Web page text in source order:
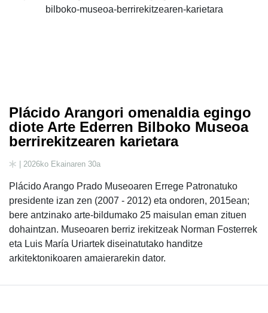
Plácido Arangori omenaldia egingo
diote Arte Ederren Bilboko Museoa
berrirekitzearen karietara
| 2026ko Ekainaren 30a
Plácido Arango Prado Museoaren Errege Patronatuko
presidente izan zen (2007 - 2012) eta ondoren, 2015ean;
bere antzinako arte-bildumako 25 maisulan eman zituen
dohaintzan. Museoaren berriz irekitzeak Norman Fosterrek
eta Luis María Uriartek diseinatutako handitze
arkitektonikoaren amaierarekin dator.